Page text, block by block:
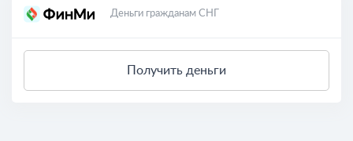
Деньги гражданам СНГ
Получить деньги